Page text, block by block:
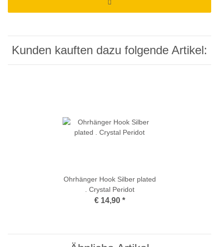
Kunden kauften dazu folgende Artikel:
Ohrhänger Hook Silber plated
. Crystal Peridot
€ 14,90 *